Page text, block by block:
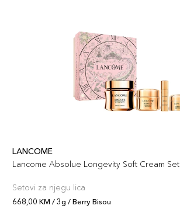
LANCOME
Lancome Absolue Longevity Soft Cream Set
Setovi za njegu lica
668,00 KM / 3g / Berry Bisou